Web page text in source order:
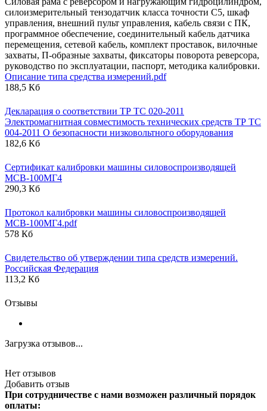
силоизмерительный тензодатчик класса точности С5, шкаф
управления, внешний пульт управления, кабель связи с ПК,
программное обеспечение, соединительный кабель датчика
перемещения, сетевой кабель, комплект проставок, вилочные
захваты, П-образные захваты, фиксаторы поворота реверсора,
руководство по эксплуатации, паспорт, методика калибровки.
Описание типа средства измерений.pdf
188,5 Кб
Декларация о соответствии ТР ТС 020-2011
Электромагнитная совместимость технических средств ТР ТС
004-2011 О безопасности низковольтного оборудования
182,6 Кб
Сертификат калибровки машины силовоспроизводящей
МСВ-100МГ4
290,3 Кб
Протокол калибровки машины силовоспроизводящей
МСВ-100МГ4.pdf
578 Кб
Свидетельство об утверждении типа средств измерений.
Российская Федерация
113,2 Кб
Отзывы
Загрузка отзывов...
Нет отзывов
Добавить отзыв
При сотрудничестве с нами возможен различный порядок
оплаты: